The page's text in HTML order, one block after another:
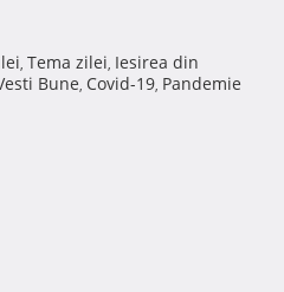
, Tema zilei, Iesirea din
Bune, Covid-19, Pandemie